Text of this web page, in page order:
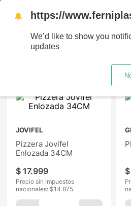
JOVIFEL
Pizzera Jovifel
Enlozada 34CM
$ 17.999
Precio sin impuestos
nacionales: $14.875
$
🔔 https://
We’d like to show you
updates